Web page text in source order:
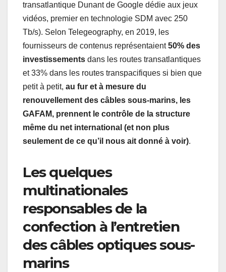
transatlantique Dunant de Google dédie aux jeux
vidéos, premier en technologie SDM avec 250
Tb/s). Selon Telegeography, en 2019, les
fournisseurs de contenus représentaient50% des
investissements dans les routes transatlantiques
et 33% dans les routes transpacifiques si bien que
petit à petit, au fur et à mesure du
renouvellement des câbles sous-marins, les
GAFAM, prennent le contrôle de la structure
même du net international (et non plus
seulement de ce qu’il nous ait donné à voir).
Les quelques
multinationales
responsables de la
confection à l’entretien
des câbles optiques sous-
marins